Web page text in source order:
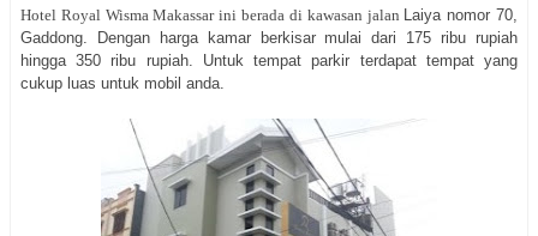
Hotel Royal Wisma Makassar ini berada di kawasan jalan Laiya nomor 70,
Gaddong. Dengan harga kamar berkisar mulai dari 175 ribu rupiah
hingga 350 ribu rupiah. Untuk tempat parkir terdapat tempat yang
cukup luas untuk mobil anda.